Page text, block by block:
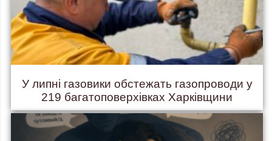
У липні газовики обстежать газопроводи у
219 багатоповерхівках Харківщини